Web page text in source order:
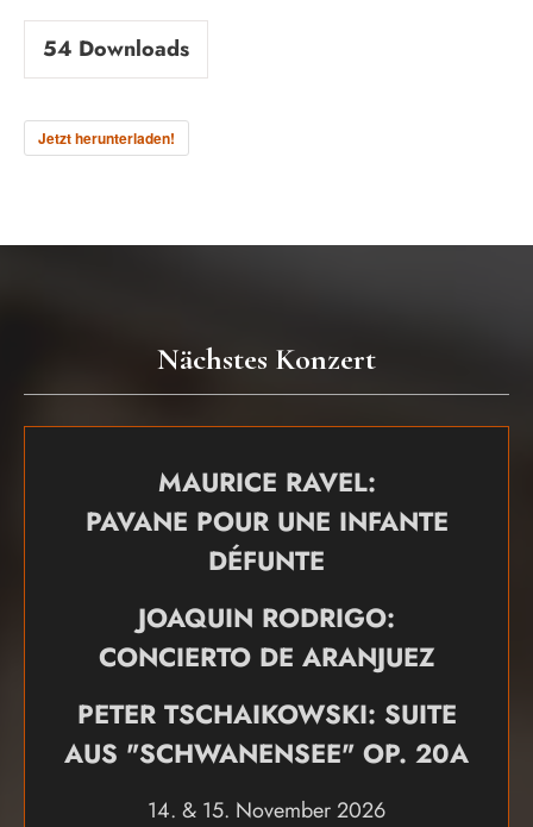
54 Downloads
Jetzt herunterladen!
Nächstes Konzert
MAURICE RAVEL:
PAVANE POUR UNE INFANTE
DÉFUNTE
JOAQUIN RODRIGO:
CONCIERTO DE ARANJUEZ
PETER TSCHAIKOWSKI: SUITE
AUS "SCHWANENSEE" OP. 20A
14. & 15. November 2026